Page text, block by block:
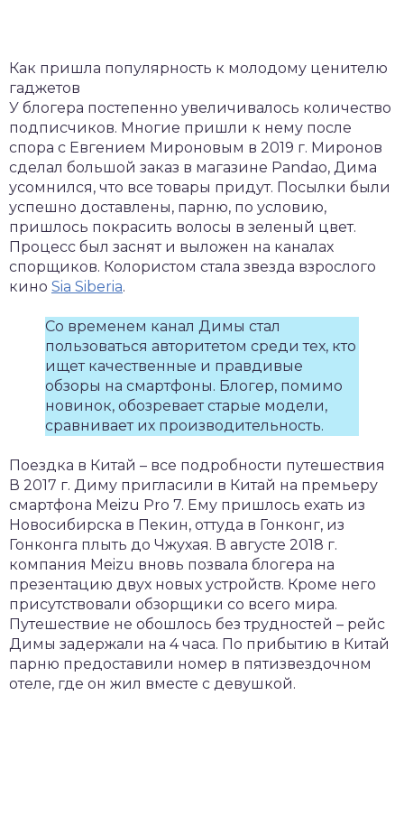
Как пришла популярность к молодому ценителю
гаджетов
У блогера постепенно увеличивалось количество
подписчиков. Многие пришли к нему после
спора с Евгением Мироновым в 2019 г. Миронов
сделал большой заказ в магазине Pandao, Дима
усомнился, что все товары придут. Посылки были
успешно доставлены, парню, по условию,
пришлось покрасить волосы в зеленый цвет.
Процесс был заснят и выложен на каналах
спорщиков. Колористом стала звезда взрослого
кино Sia Siberia.
Со временем канал Димы стал
пользоваться авторитетом среди тех, кто
ищет качественные и правдивые
обзоры на смартфоны. Блогер, помимо
новинок, обозревает старые модели,
сравнивает их производительность.
Поездка в Китай – все подробности путешествия
В 2017 г. Диму пригласили в Китай на премьеру
смартфона Meizu Pro 7. Ему пришлось ехать из
Новосибирска в Пекин, оттуда в Гонконг, из
Гонконга плыть до Чжухая. В августе 2018 г.
компания Meizu вновь позвала блогера на
презентацию двух новых устройств. Кроме него
присутствовали обзорщики со всего мира.
Путешествие не обошлось без трудностей – рейс
Димы задержали на 4 часа. По прибытию в Китай
парню предоставили номер в пятизвездочном
отеле, где он жил вместе с девушкой.